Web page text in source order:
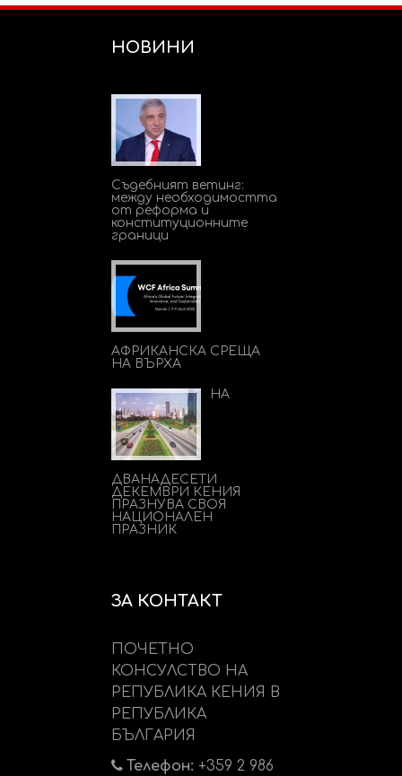
НОВИНИ
Съдебният ветинг:
между необходимостта
от реформа и
конституционните
граници
АФРИКАНСКА СРЕЩА
НА ВЪРХА
НА
ДВАНАДЕСЕТИ
ДЕКЕМВРИ КЕНИЯ
ПРАЗНУВА СВОЯ
НАЦИОНАЛЕН
ПРАЗНИК
ЗА КОНТАКТ
ПОЧЕТНО
КОНСУЛСТВО НА
РЕПУБЛИКА КЕНИЯ В
РЕПУБЛИКА
БЪЛГАРИЯ
Телефон: +359 2 986